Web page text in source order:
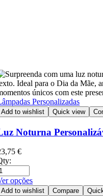
Personalizadas
Add to wishlist Quick view
Noturna
€
opções
Add to wishlist Compare